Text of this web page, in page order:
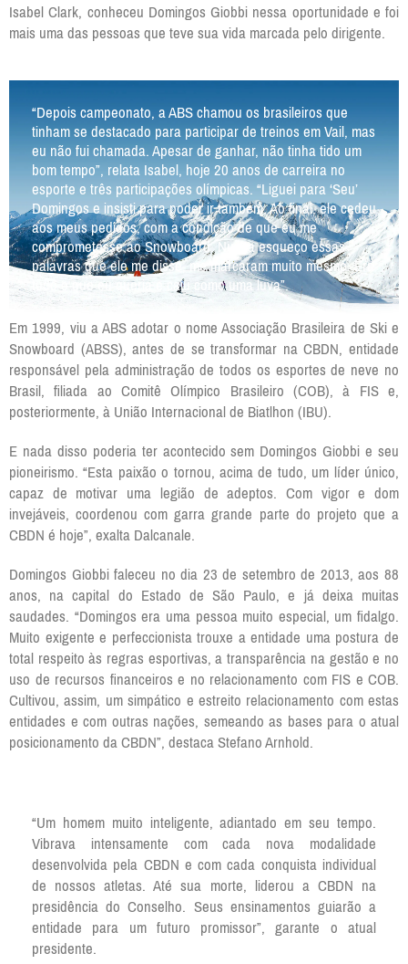
Isabel Clark, conheceu Domingos Giobbi nessa oportunidade e foi
mais uma das pessoas que teve sua vida marcada pelo dirigente.
“Depois campeonato, a ABS chamou os brasileiros que
tinham se destacado para participar de treinos em Vail, mas
eu não fui chamada. Apesar de ganhar, não tinha tido um
bom tempo”, relata Isabel, hoje 20 anos de carreira no
esporte e três participações olímpicas. “Liguei para ‘Seu’
Domingos e insisti para poder ir também. Ao final, ele cedeu
aos meus pedidos, com a condição de que eu me
comprometesse ao Snowboard. Nunca esqueço essas
palavras que ele me disse, me marcaram muito mesmo. Era
tudo o que eu queria e caiu como uma luva”.
Em 1999, viu a ABS adotar o nome Associação Brasileira de Ski e
Snowboard (ABSS), antes de se transformar na CBDN, entidade
responsável pela administração de todos os esportes de neve no
Brasil, filiada ao Comitê Olímpico Brasileiro (COB), à FIS e,
posteriormente, à União Internacional de Biatlhon (IBU).
E nada disso poderia ter acontecido sem Domingos Giobbi e seu
pioneirismo. “Esta paixão o tornou, acima de tudo, um líder único,
capaz de motivar uma legião de adeptos. Com vigor e dom
invejáveis, coordenou com garra grande parte do projeto que a
CBDN é hoje”, exalta Dalcanale.
Domingos Giobbi faleceu no dia 23 de setembro de 2013, aos 88
anos, na capital do Estado de São Paulo, e já deixa muitas
saudades. “Domingos era uma pessoa muito especial, um fidalgo.
Muito exigente e perfeccionista trouxe a entidade uma postura de
total respeito às regras esportivas, a transparência na gestão e no
uso de recursos financeiros e no relacionamento com FIS e COB.
Cultivou, assim, um simpático e estreito relacionamento com estas
entidades e com outras nações, semeando as bases para o atual
posicionamento da CBDN”, destaca Stefano Arnhold.
“Um homem muito inteligente, adiantado em seu tempo.
Vibrava intensamente com cada nova modalidade
desenvolvida pela CBDN e com cada conquista individual
de nossos atletas. Até sua morte, liderou a CBDN na
presidência do Conselho. Seus ensinamentos guiarão a
entidade para um futuro promissor”, garante o atual
presidente.